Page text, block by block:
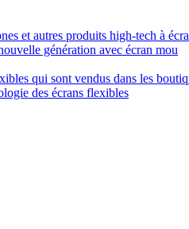
et autres produits high-tech à
génération avec écran mou
qui sont vendus dans les
des écrans flexibles